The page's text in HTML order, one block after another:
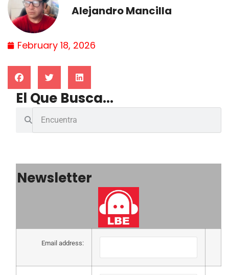
Alejandro Mancilla
February 18, 2026
El Que Busca...
Newsletter
Email address: